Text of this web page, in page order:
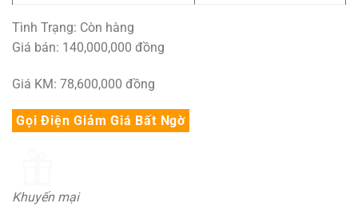
Tình Trạng: Còn hàng
Giá bán: 140,000,000 đồng
Giá KM: 78,600,000 đồng
Gọi Điện Giảm Giá Bất Ngờ
Khuyến mại